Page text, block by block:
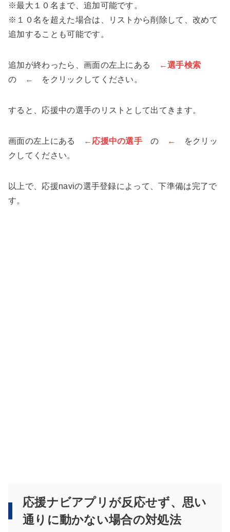
※最大１０名まで、追加可能です。
※１０名を超えた場合は、リストから削除して、改めて
追加することも可能です。
追加が終わったら、画面の左上にある
←選手検索
の
← をクリックしてください。
すると、応援中の選手のリストとして出てきます。
画面の左上にある ←応援中の選手 の ←
をクリッ
クしてください。
以上で、応援naviの選手登録によって、下準備は完了で
す。
応援ナビアプリが反応せず、思い
通りに動かない場合の対処法